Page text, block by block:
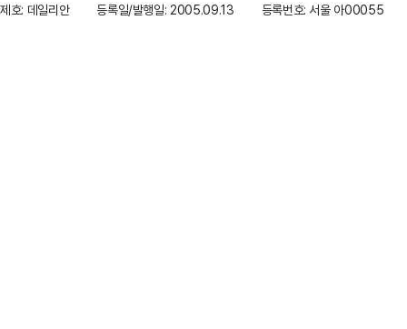
제호: 데일리안
등록일/발행일: 2005.09.13 등록번호: 서울 아00055